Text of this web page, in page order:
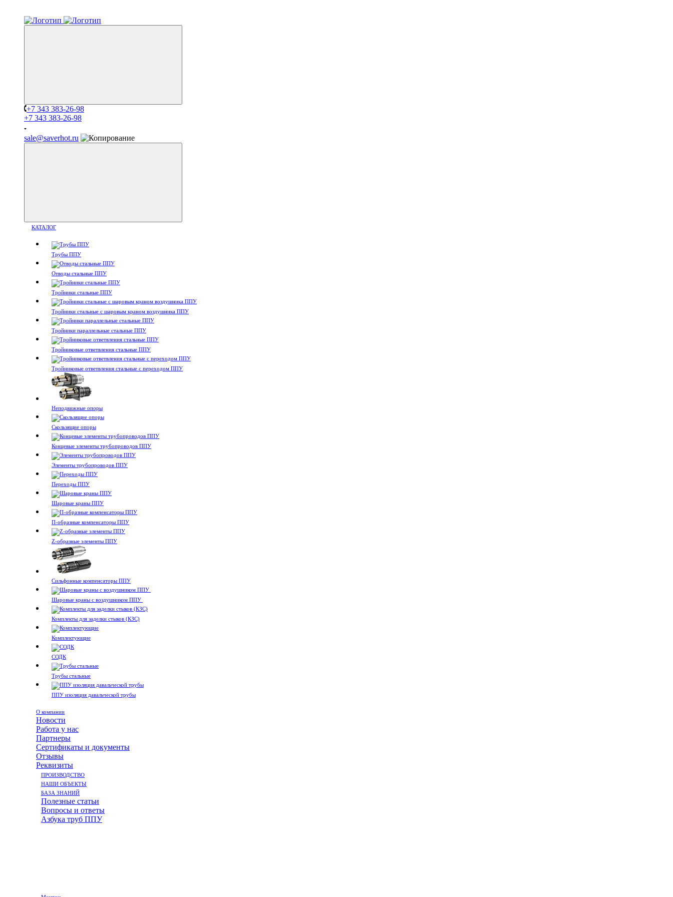
+7 343 383-26-98
+7 343 383-26-98
sale@saverhot.ru
КАТАЛОГ
Трубы ППУ
Отводы стальные ППУ
Тройники стальные ППУ
Тройники стальные с шаровым краном воздушника ППУ
Тройники параллельные стальные ППУ
Тройниковые ответвления стальные ППУ
Тройниковые ответвления стальные с переходом ППУ
Неподвижные опоры
Скользящие опоры
Концевые элементы трубопроводов ППУ
Элементы трубопроводов ППУ
Переходы ППУ
Шаровые краны ППУ
П-образные компенсаторы ППУ
Z-образные элементы ППУ
Сильфонные компенсаторы ППУ
Шаровые краны с воздушником ППУ
Комплекты для заделки стыков (КЗС)
Комплектующие
СОДК
Трубы стальные
ППУ изоляция давальческой трубы
О компании
Новости
Работа у нас
Партнеры
Сертификаты и документы
Отзывы
Реквизиты
ПРОИЗВОДСТВО
НАШИ ОБЪЕКТЫ
БАЗА ЗНАНИЙ
Полезные статьи
Вопросы и ответы
Азбука труб ППУ